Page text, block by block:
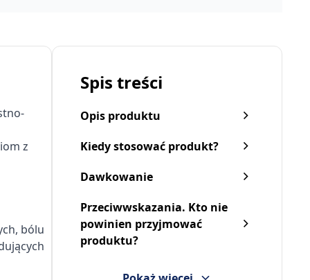
powlekane, 12 szt.
9,79 zł
granulat, 10 saszetek
Spis treści
Opis produktu
Kiedy stosować produkt?
Dawkowanie
Przeciwwskazania. Kto nie
powinien przyjmować
produktu?
z
bólu